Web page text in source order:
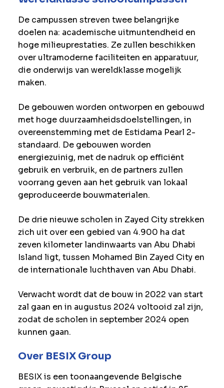
De campussen streven twee belangrijke
doelen na: academische uitmuntendheid en
hoge milieuprestaties. Ze zullen beschikken
over ultramoderne faciliteiten en apparatuur,
die onderwijs van wereldklasse mogelijk
maken.
De gebouwen worden ontworpen en gebouwd
met hoge duurzaamheidsdoelstellingen, in
overeenstemming met de Estidama Pearl 2-
standaard. De gebouwen worden
energiezuinig, met de nadruk op efficiënt
gebruik en verbruik, en de partners zullen
voorrang geven aan het gebruik van lokaal
geproduceerde bouwmaterialen.
De drie nieuwe scholen in Zayed City strekken
zich uit over een gebied van 4.900 ha dat
zeven kilometer landinwaarts van Abu Dhabi
Island ligt, tussen Mohamed Bin Zayed City en
de internationale luchthaven van Abu Dhabi.
Verwacht wordt dat de bouw in 2022 van start
zal gaan en in augustus 2024 voltooid zal zijn,
zodat de scholen in september 2024 open
kunnen gaan.
Over BESIX Group
BESIX is een toonaangevende Belgische